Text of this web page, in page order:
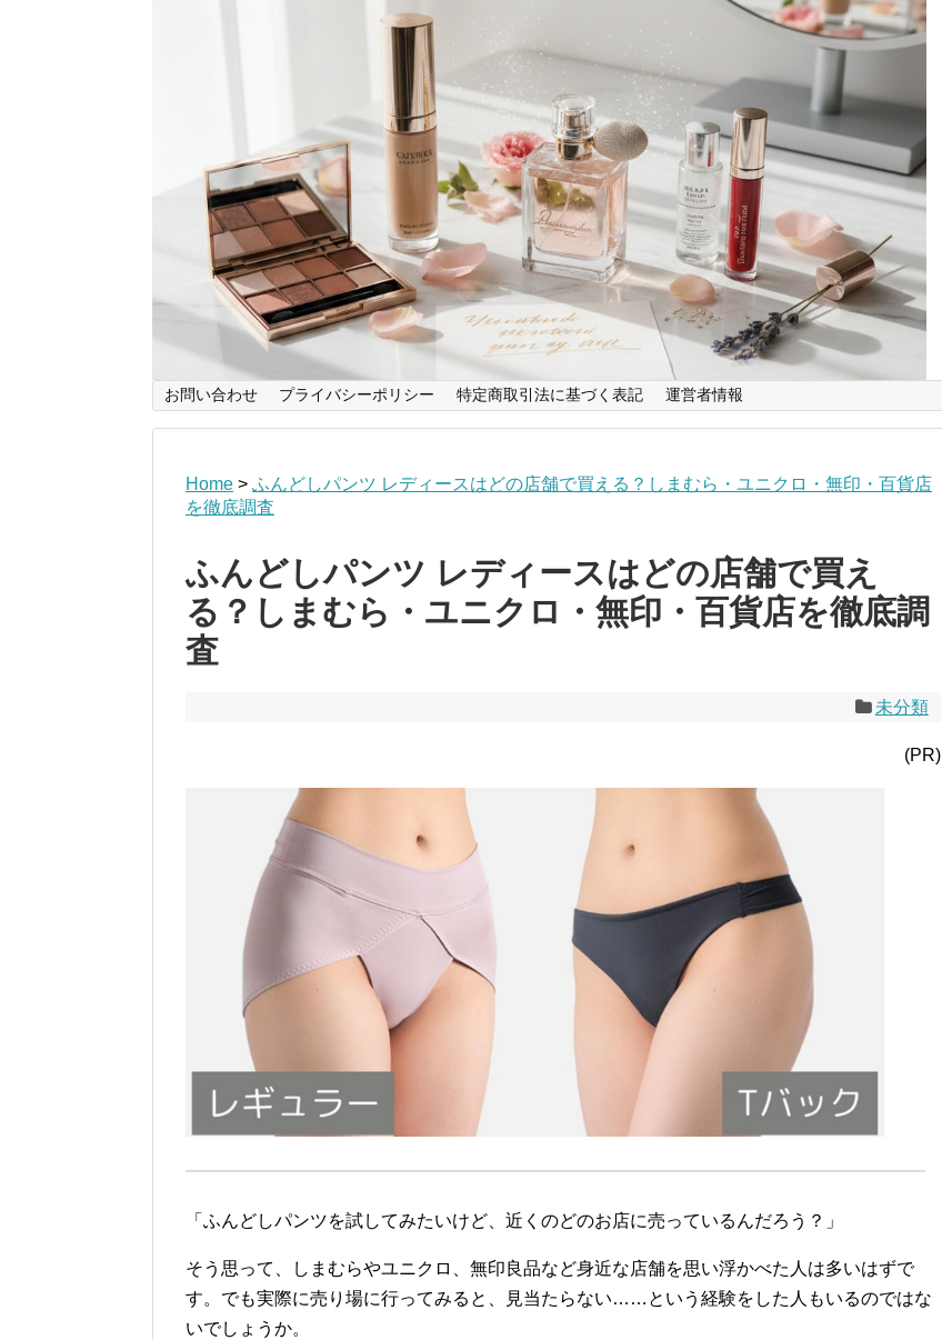
お問い合わせ プライバシーポリシー 特定商取引法に基づく表記 運営者情報
Home > ふんどしパンツ レディースはどの店舗で買える？しまむら・ユニクロ・無印・百貨店
を徹底調査
ふんどしパンツ レディースはどの店舗で買え
る？しまむら・ユニクロ・無印・百貨店を徹底調
査
未分類
(PR)
「ふんどしパンツを試してみたいけど、近くのどのお店に売っているんだろう？」
そう思って、しまむらやユニクロ、無印良品など身近な店舗を思い浮かべた人は多いはずで
す。でも実際に売り場に行ってみると、見当たらない……という経験をした人もいるのではな
いでしょうか。